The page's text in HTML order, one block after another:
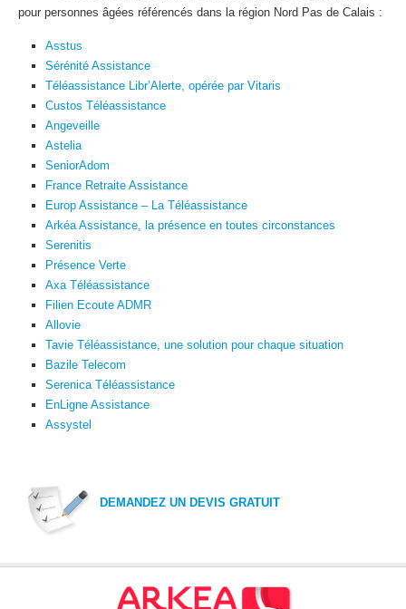
pour personnes âgées référencés dans la région Nord Pas de Calais :
Asstus
Sérénité Assistance
Téléassistance Libr’Alerte, opérée par Vitaris
Custos Téléassistance
Angeveille
Astelia
SeniorAdom
France Retraite Assistance
Europ Assistance – La Téléassistance
Arkéa Assistance, la présence en toutes circonstances
Serenitis
Présence Verte
Axa Téléassistance
Filien Ecoute ADMR
Allovie
Tavie Téléassistance, une solution pour chaque situation
Bazile Telecom
Serenica Téléassistance
EnLigne Assistance
Assystel
DEMANDEZ UN DEVIS GRATUIT